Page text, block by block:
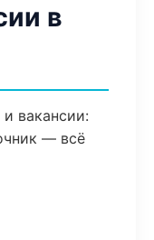
в
вакансии:
— всё